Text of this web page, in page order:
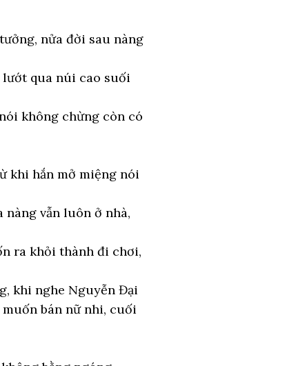
nửa đời sau nàng
lướt qua núi cao suối
không chừng còn có
khi hắn mở miệng nói
nàng vẫn luôn ở nhà,
ra khỏi thành đi chơi,
khi nghe Nguyễn Đại
bán nữ nhi, cuối